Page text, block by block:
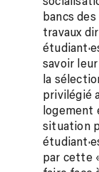
bancs
travaux
savoir
la
privilégié
logement
situation
par cette